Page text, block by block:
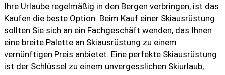
Ihre Urlaube regelmäßig in den Bergen verbringen, ist das
Kaufen die beste Option. Beim Kauf einer Skiausrüstung
sollten Sie sich an ein Fachgeschäft wenden, das Ihnen
eine breite Palette an Skiausrüstung zu einem
vernünftigen Preis anbietet. Eine perfekte Skiausrüstung
ist der Schlüssel zu einem unvergesslichen Skiurlaub,